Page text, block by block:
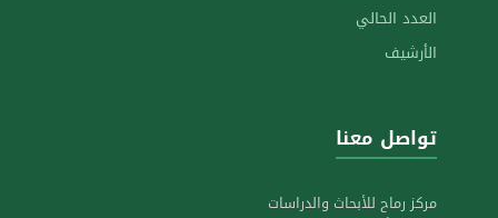
العدد الحالي
الأرشيف
تواصل معنا
مركز رماح للأبحاث والدراسات